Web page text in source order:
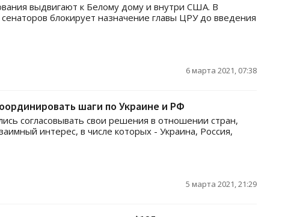
выдвигают к Белому дому и внутри США. В
блокирует назначение главы ЦРУ до введения
6 марта 2021, 07:38
шаги по Украине и РФ
согласовывать свои решения в отношении стран,
интерес, в числе которых - Украина, Россия,
5 марта 2021, 21:29